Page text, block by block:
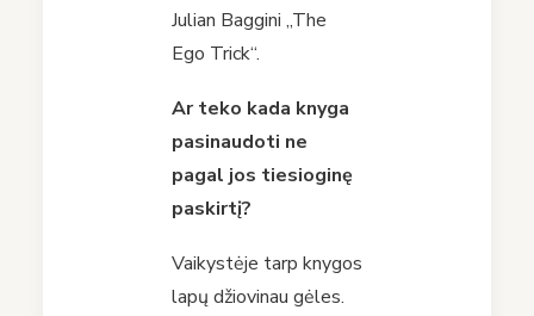
Julian Baggini „The
Ego Trick“.
Ar teko kada knyga
pasinaudoti ne
pagal jos tiesioginę
paskirtį?
Vaikystėje tarp knygos
lapų džiovinau gėles.